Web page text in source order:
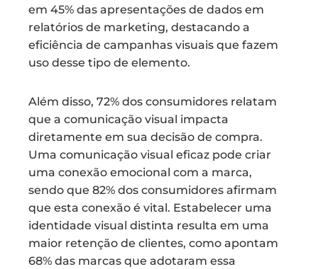
em 45% das apresentações de dados em
relatórios de marketing, destacando a
eficiência de campanhas visuais que fazem
uso desse tipo de elemento.
Além disso, 72% dos consumidores relatam
que a comunicação visual impacta
diretamente em sua decisão de compra.
Uma comunicação visual eficaz pode criar
uma conexão emocional com a marca,
sendo que 82% dos consumidores afirmam
que esta conexão é vital. Estabelecer uma
identidade visual distinta resulta em uma
maior retenção de clientes, como apontam
68% das marcas que adotaram essa